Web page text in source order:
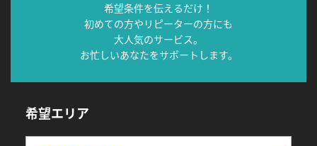
希望条件を伝えるだけ！
初めての方やリピーターの方にも
大人気のサービス。
お忙しいあなたをサポートします。
希望エリア